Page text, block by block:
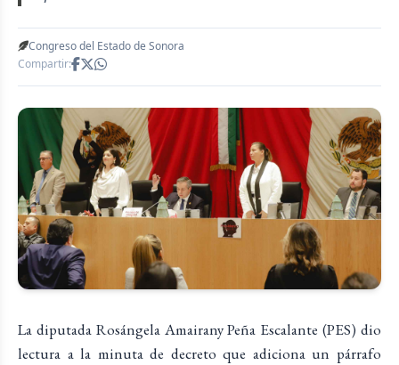
Congreso del Estado de Sonora
Compartir:
La diputada Rosángela Amairany Peña Escalante (PES) dio
lectura a la minuta de decreto que adiciona un párrafo